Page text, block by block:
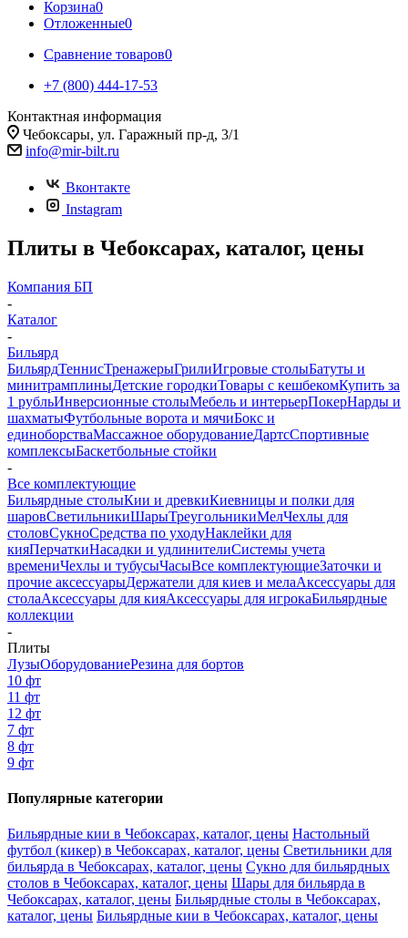
Корзина0
Отложенные0
Сравнение товаров0
+7 (800) 444-17-53
Контактная информация
Чебоксары, ул. Гаражный пр-д, 3/1
info@mir-bilt.ru
Вконтакте
Instagram
Плиты в Чебоксарах, каталог, цены
Компания БП
-
Каталог
-
Бильярд
БильярдТеннисТренажерыГрилиИгровые столыБатуты и
минитрамплиныДетские городкиТовары с кешбекомКупить за
1 рубльИнверсионные столыМебель и интерьерПокерНарды и
шахматыФутбольные ворота и мячиБокс и
единоборстваМассажное оборудованиеДартсСпортивные
комплексыБаскетбольные стойки
-
Все комплектующие
Бильярдные столыКии и древкиКиевницы и полки для
шаровСветильникиШарыТреугольникиМелЧехлы для
столовСукноСредства по уходуНаклейки для
кияПерчаткиНасадки и удлинителиСистемы учета
времениЧехлы и тубусыЧасыВсе комплектующиеЗаточки и
прочие аксессуарыДержатели для киев и мелаАксессуары для
столаАксессуары для кияАксессуары для игрокаБильярдные
коллекции
-
Плиты
ЛузыОборудованиеРезина для бортов
10 фт
11 фт
12 фт
7 фт
8 фт
9 фт
Популярные категории
Бильярдные кии в Чебоксарах, каталог, цены Настольный
футбол (кикер) в Чебоксарах, каталог, цены Светильники для
бильярда в Чебоксарах, каталог, цены Сукно для бильярдных
столов в Чебоксарах, каталог, цены Шары для бильярда в
Чебоксарах, каталог, цены Бильярдные столы в Чебоксарах,
каталог, цены Бильярдные кии в Чебоксарах, каталог, цены